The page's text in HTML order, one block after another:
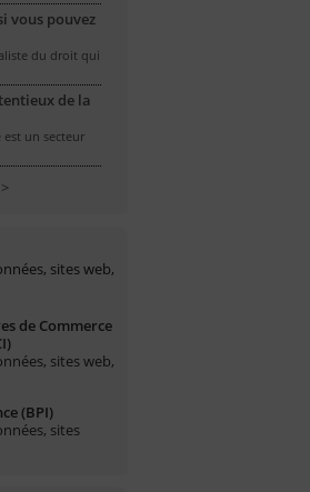
vous pouvez
du droit qui
de la
un secteur
sites web,
de Commerce
sites web,
(BPI)
sites